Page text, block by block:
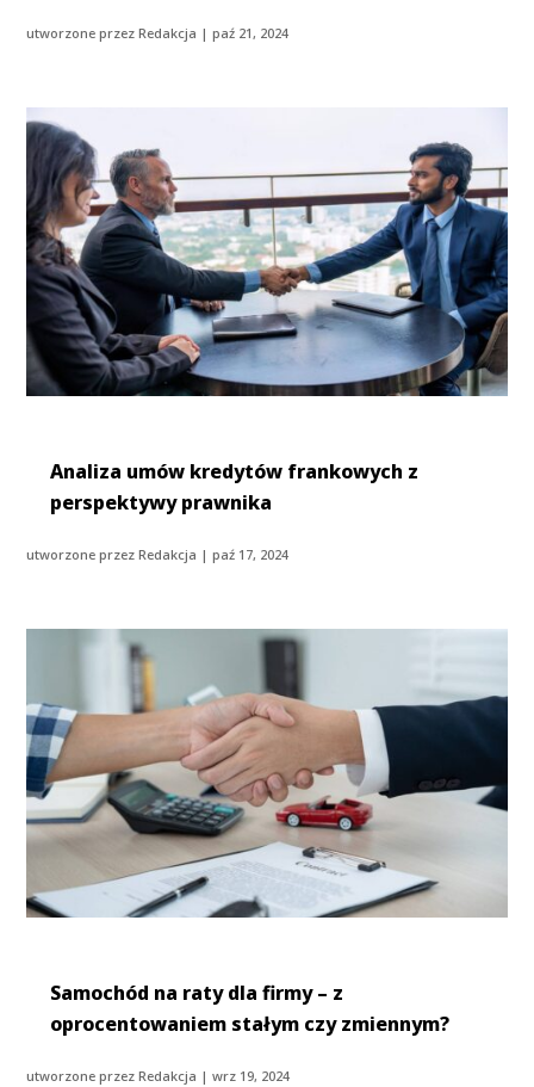
utworzone przezRedakcja |paź 21, 2024
Analiza umów kredytów frankowych z
perspektywy prawnika
utworzone przezRedakcja |paź 17, 2024
Samochód na raty dla firmy – z
oprocentowaniem stałym czy zmiennym?
utworzone przezRedakcja |wrz 19, 2024